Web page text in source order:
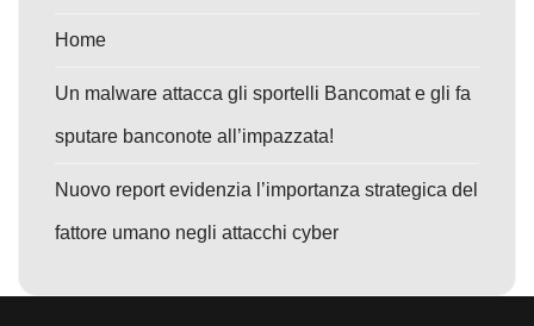
Home
Un malware attacca gli sportelli Bancomat e gli fa
sputare banconote all’impazzata!
Nuovo report evidenzia l’importanza strategica del
fattore umano negli attacchi cyber